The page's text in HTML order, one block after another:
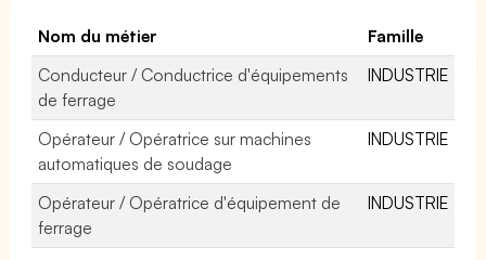
Nom du métier
Famille
Conducteur / Conductrice d'équipements
de ferrage
INDUSTRIE
Opérateur / Opératrice sur machines
automatiques de soudage
INDUSTRIE
Opérateur / Opératrice d'équipement de
ferrage
INDUSTRIE